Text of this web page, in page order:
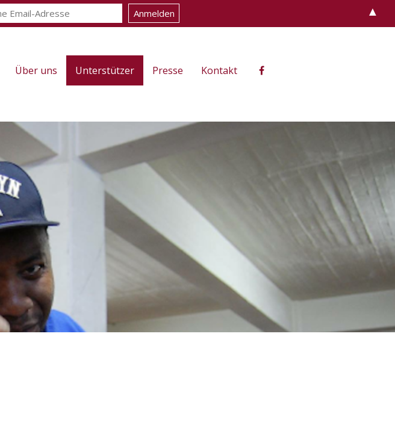
Über uns Unterstützer Presse Kontakt
▲